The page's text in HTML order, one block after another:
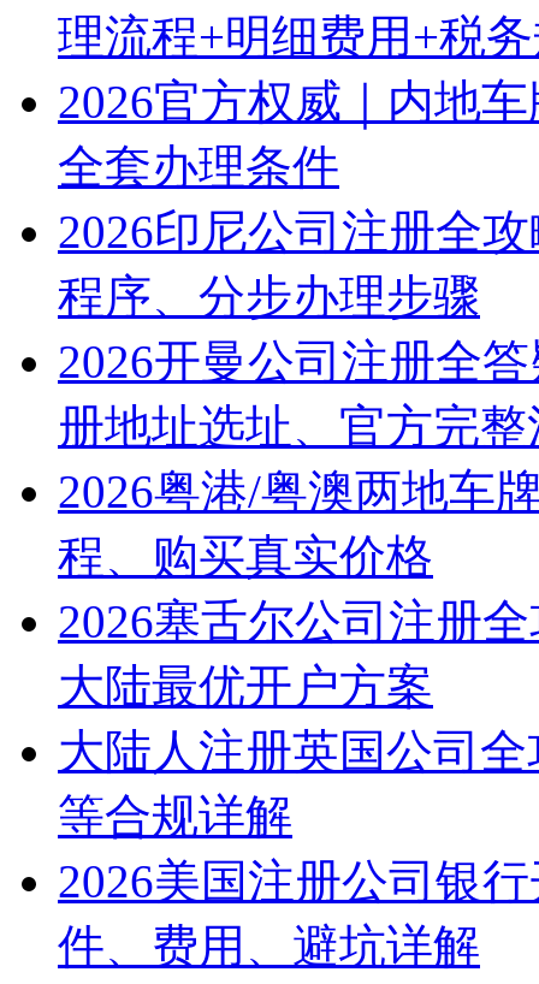
理流程+明细费用+税
2026官方权威｜内地
全套办理条件
2026印尼公司注册全
程序、分步办理步骤
2026开曼公司注册全
册地址选址、官方完
2026粤港/粤澳两地车
程、购买真实价格
2026塞舌尔公司注册
大陆最优开户方案
大陆人注册英国公司
等合规详解
2026美国注册公司银
件、费用、避坑详解